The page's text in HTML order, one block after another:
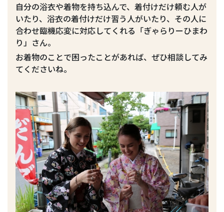
自分の浴衣や着物を持ち込んで、着付けだけ頼む人が
いたり、浴衣の着付けだけ習う人がいたり、その人に
合わせ臨機応変に対応してくれる「ぎゃらりーひまわ
り」さん。
お着物のことで困ったことがあれば、ぜひ相談してみ
てくださいね。